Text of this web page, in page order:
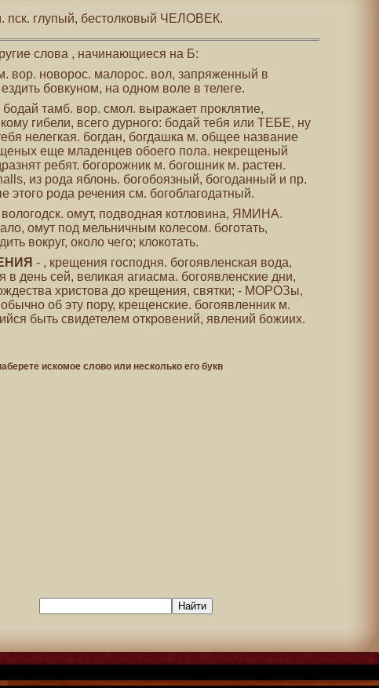
пск. глупый, бестолковый ЧЕЛОВЕК.
слова , начинающиеся на Б:
вор. новорос. малорос. вол, запряженный в
бовкуном, на одном воле в телеге.
бодай тамб. вор. смол. выражает проклятие,
гибели, всего дурного: бодай тебя или ТЕБЕ, ну
нелегкая. богдан, богдашка м. общее название
еще младенцев обоего пола. некрещеный
ребят. богорожник м. богошник м. растен.
из рода яблонь. богобоязный, богоданный и пр.
этого рода речения см. богоблагодатный.
омут, подводная котловина, ЯМИНА.
омут под мельничным колесом. боготать,
вокруг, около чего; клокотать.
- , крещения господня. богоявленская вода,
в день сей, великая агиасма. богоявленские дни,
христова до крещения, святки; - МОРОЗы,
об эту пору, крещенские. богоявленник м.
быть свидетелем откровений, явлений божиих.
искомое слово или несколько его букв